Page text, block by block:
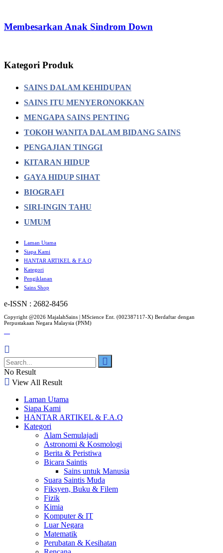
Membesarkan Anak Sindrom Down
Kategori Produk
SAINS DALAM KEHIDUPAN
SAINS ITU MENYERONOKKAN
MENGAPA SAINS PENTING
TOKOH WANITA DALAM BIDANG SAINS
PENGAJIAN TINGGI
KITARAN HIDUP
GAYA HIDUP SIHAT
BIOGRAFI
SIRI-INGIN TAHU
UMUM
Laman Utama
Siapa Kami
HANTAR ARTIKEL & F.A.Q
Kategori
Pengiklanan
Sains Shop
e-ISSN : 2682-8456
Copyright @2026 MajalahSains | MScience Ent. (002387117-X) Berdaftar dengan
Perpustakaan Negara Malaysia (PNM)
No Result
View All Result
Laman Utama
Siapa Kami
HANTAR ARTIKEL & F.A.Q
Kategori
Alam Semulajadi
Astronomi & Kosmologi
Berita & Peristiwa
Bicara Saintis
Sains untuk Manusia
Suara Saintis Muda
Fiksyen, Buku & Filem
Fizik
Kimia
Komputer & IT
Luar Negara
Matematik
Perubatan & Kesihatan